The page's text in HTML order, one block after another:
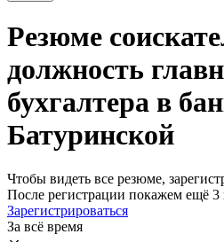
Резюме
должность
бухгалтера в
Батуринской
Чтобы видеть все резюме,
После регистрации покажем ещё 3
Зарегистрироваться
За всё время